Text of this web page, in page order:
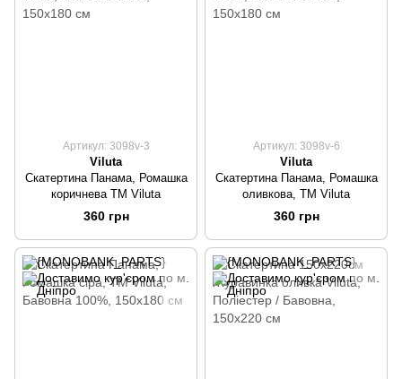
Артикул: 3098v-3
Viluta
Скатертина Панама, Ромашка
коричнева ТМ Viluta
360 грн
Артикул: 3098v-6
Viluta
Скатертина Панама, Ромашка
оливкова, ТМ Viluta
360 грн